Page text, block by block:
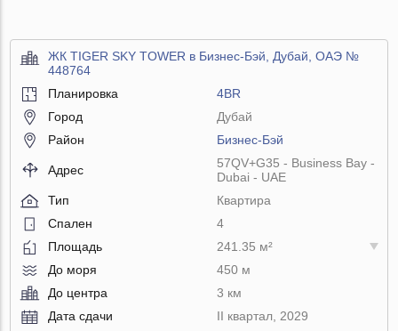
ЖК TIGER SKY TOWER в Бизнес-Бэй, Дубай, ОАЭ №
448764
Планировка
4BR
Город
Дубай
Район
Бизнес-Бэй
Адрес
57QV+G35 - Business Bay -
Dubai - UAE
Тип
Квартира
Спален
4
Площадь
241.35 м²
До моря
450 м
До центра
3 км
Дата сдачи
II квартал, 2029